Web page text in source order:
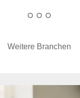
Weitere Branchen